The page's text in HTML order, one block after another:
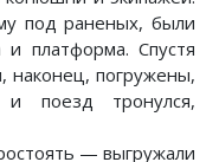
под раненых, были
платформа. Спустя
наконец, погружены,
и поезд тронулся,
— выгружали